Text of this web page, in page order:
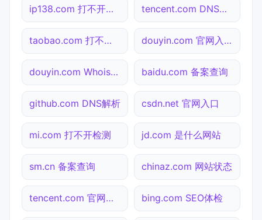
ip138.com 打不开检测 tencent.com DNS解析
taobao.com 打不开检测 douyin.com 官网入口
douyin.com Whois查询 baidu.com 备案查询
github.com DNS解析 csdn.net 官网入口
mi.com 打不开检测 jd.com 是什么网站
sm.cn 备案查询 chinaz.com 网站状态
tencent.com 官网入口 bing.com SEO体检